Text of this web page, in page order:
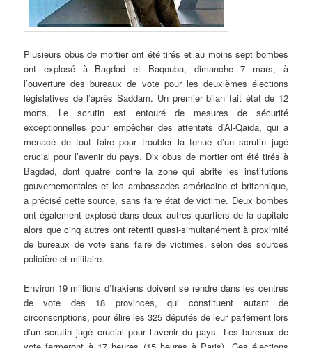
Plusieurs obus de mortier ont été tirés et au moins sept bombes
ont explosé à Bagdad et Baqouba, dimanche 7 mars, à
l’ouverture des bureaux de vote pour les deuxièmes élections
législatives de l’après Saddam. Un premier bilan fait état de 12
morts. Le scrutin est entouré de mesures de sécurité
exceptionnelles pour empêcher des attentats d’Al-Qaida, qui a
menacé de tout faire pour troubler la tenue d’un scrutin jugé
crucial pour l’avenir du pays. Dix obus de mortier ont été tirés à
Bagdad, dont quatre contre la zone qui abrite les institutions
gouvernementales et les ambassades américaine et britannique,
a précisé cette source, sans faire état de victime. Deux bombes
ont également explosé dans deux autres quartiers de la capitale
alors que cinq autres ont retenti quasi-simultanément à proximité
de bureaux de vote sans faire de victimes, selon des sources
policière et militaire.
Environ 19 millions d’Irakiens doivent se rendre dans les centres
de vote des 18 provinces, qui constituent autant de
circonscriptions, pour élire les 325 députés de leur parlement lors
d’un scrutin jugé crucial pour l’avenir du pays. Les bureaux de